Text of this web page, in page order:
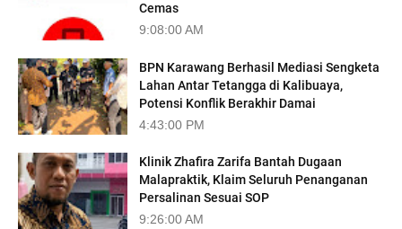
Cemas
9:08:00 AM
BPN Karawang Berhasil Mediasi Sengketa
Lahan Antar Tetangga di Kalibuaya,
Potensi Konflik Berakhir Damai
4:43:00 PM
Klinik Zhafira Zarifa Bantah Dugaan
Malapraktik, Klaim Seluruh Penanganan
Persalinan Sesuai SOP
9:26:00 AM